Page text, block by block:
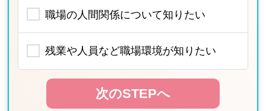
職場の人間関係について知りたい
残業や人員など職場環境が知りたい